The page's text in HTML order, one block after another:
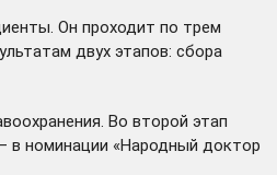
Он проходит по трем
двух этапов: сбора
Во второй этап
в номинации «Народный доктор